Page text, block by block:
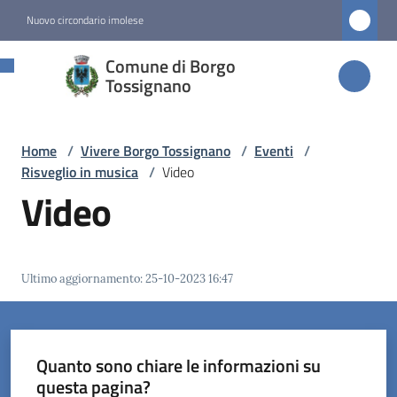
Nuovo circondario imolese
Comune di Borgo
Tossignano
Comune di
Borgo
Servizi
Vivere
Borgo
Tossignano
Home / Vivere Borgo Tossignano / Eventi /
Risveglio in musica / Video
Video
Ultimo aggiornamento:25-10-2023 16:47
Quanto sono chiare le informazioni su
questa pagina?